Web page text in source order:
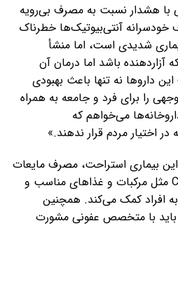
با هشدار نسبت به مصرف بی‌رویه
آنتی‌بیوتیک‌ها خطرناک
شدیدی است، اما منشأ
باشد اما درمان آن
داروها نه تنها باعث بهبودی
را برای فرد و جامعه به همراه
می‌خواهم که
اختیار مردم قرار ندهند.»
بیماری استراحت، مصرف مایعات
و میوه‌هایی حاوی ویتامین C مثل مرکبات و غذاهای مناسب و
به افراد کمک می‌کند. همچنین
باید با متخصص عفونی مشورت